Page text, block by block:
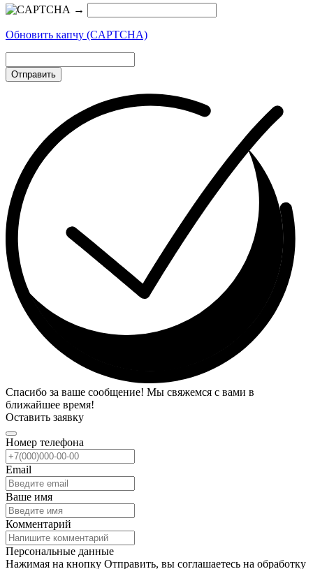
→
Обновить капчу (CAPTCHA)
Отправить
Спасибо за ваше сообщение! Мы свяжемся с вами в
ближайшее время!
Оставить заявку
Номер телефона
Email
Ваше имя
Комментарий
Персональные данные
Нажимая на кнопку Отправить, вы соглашаетесь на обработку